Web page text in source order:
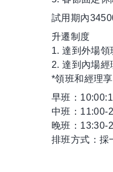
試用期內
升遷制度
1. 達到外場
2. 達到內場
*領班和經理
早班：
中班：11:00-
晚班：13:30-
排班方式：採